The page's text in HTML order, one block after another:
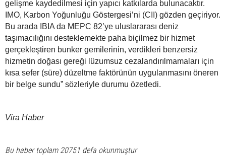
gelişme kaydedilmesi için yapıcı katkılarda bulunacaktır.
IMO, Karbon Yoğunluğu Göstergesi’ni (CII) gözden geçiriyor.
Bu arada IBIA da MEPC 82’ye uluslararası deniz
taşımacılığını desteklemekte paha biçilmez bir hizmet
gerçekleştiren bunker gemilerinin, verdikleri benzersiz
hizmetin doğası gereği lüzumsuz cezalandırılmamaları için
kısa sefer (süre) düzeltme faktörünün uygulanmasını öneren
bir belge sundu” sözleriyle durumu özetledi.
Vira Haber
Bu haber toplam 20751 defa okunmuştur